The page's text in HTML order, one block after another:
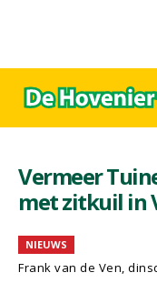
Vermeer
met zitkuil in
NIEUWS
Frank van de Ven,